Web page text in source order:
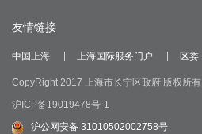
友情链接
中国上海 上海国际服务门户 区委
CopyRight 2017 上海市长宁区政府 版权所有
沪ICP备19019478号-1
沪公网安备 31010502002758号